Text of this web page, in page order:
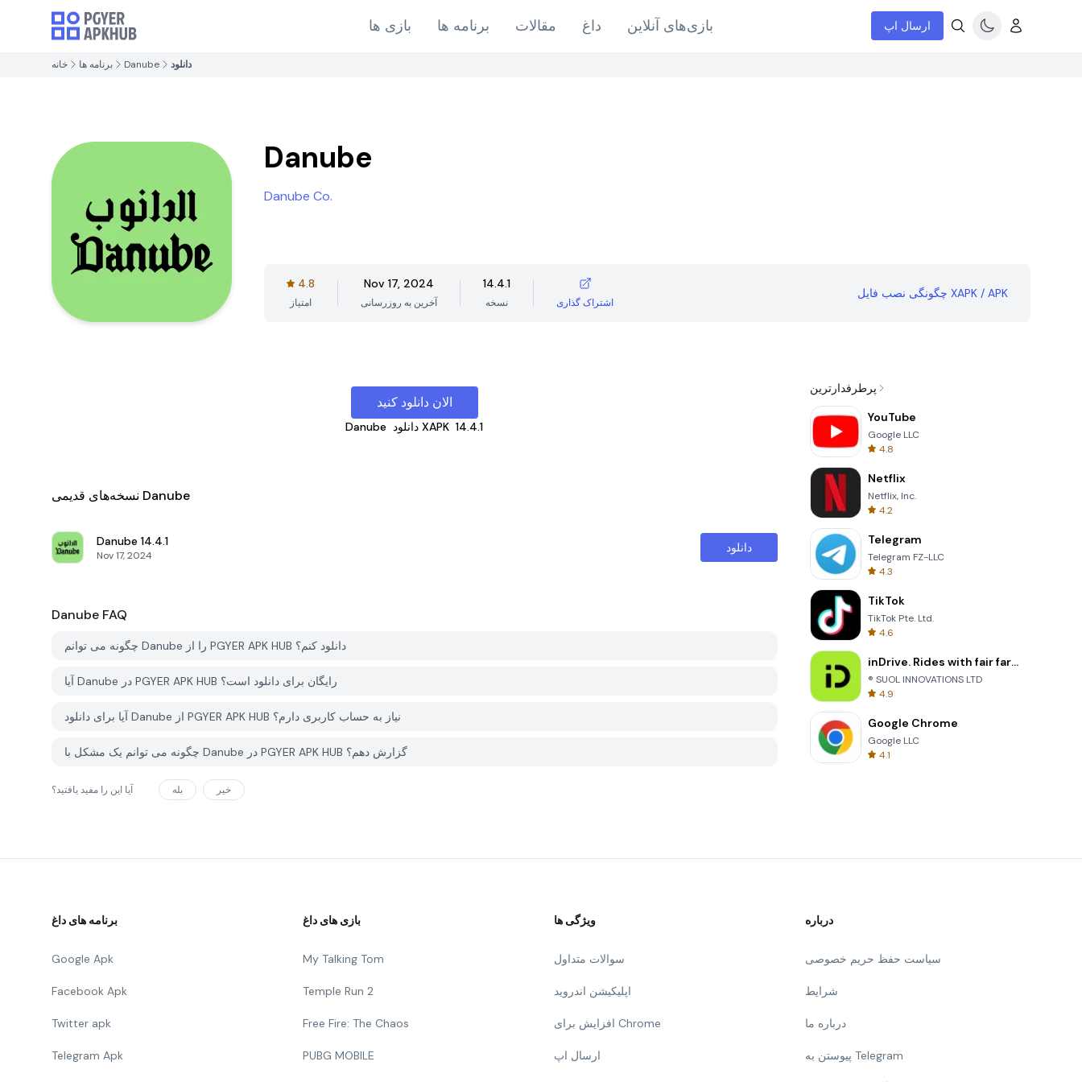
بازی ها برنامه ها مقالات داغ بازی‌های آنلاین ارسال اپ
خانه برنامه ها Danube دانلود
Danube
Danube Co.
4.8
امتیاز
Nov 17, 2024
آخرین به روزرسانی
14.4.1
نسخه اشتراک گذاری
چگونگی نصب فایل XAPK / APK
الان دانلود کنید
Danube دانلود XAPK 14.4.1
نسخه‌های قدیمی Danube
Danube 14.4.1
Nov 17, 2024
دانلود
Danube FAQ
چگونه می توانم Danube را از PGYER APK HUB دانلود کنم؟
آیا Danube در PGYER APK HUB رایگان برای دانلود است؟
آیا برای دانلود Danube از PGYER APK HUB نیاز به حساب کاربری دارم؟
چگونه می توانم یک مشکل با Danube در PGYER APK HUB گزارش دهم؟
آیا این را مفید یافتید؟ بله خیر
پرطرفدارترین
YouTube
Google LLC
4.8
Netflix
Netflix, Inc.
4.2
Telegram
Telegram FZ-LLC
4.3
TikTok
TikTok Pte. Ltd.
4.6
inDrive. Rides with fair fares
® SUOL INNOVATIONS LTD
4.9
Google Chrome
Google LLC
4.1
برنامه های داغ
Google Apk
Facebook Apk
Twitter apk
Telegram Apk
بازی های داغ
My Talking Tom
Temple Run 2
Free Fire: The Chaos
PUBG MOBILE
ویژگی ها
سوالات متداول
اپلیکیشن اندروید
افزایش برای Chrome
ارسال اپ
درباره
سیاست حفظ حریم خصوصی
شرایط
درباره ما
پیوستن به Telegram